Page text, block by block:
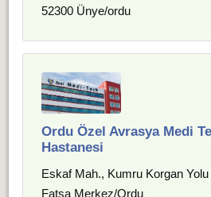
52300 Ünye/ordu
Ordu Özel Avrasya Medi
Hastanesi
Eskaf Mah., Kumru Korgan
Fatsa Merkez/Ordu